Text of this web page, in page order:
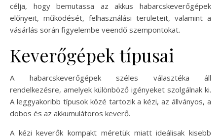
célja, hogy bemutassa az akkus habarcskeverőgépek
előnyeit, működését, felhasználási területeit, valamint a
vásárlás során figyelembe veendő szempontokat.
Keverőgépek típusai
A habarcskeverőgépek széles választéka áll
rendelkezésre, amelyek különböző igényeket szolgálnak ki.
A leggyakoribb típusok közé tartozik a kézi, az állványos, a
dobos és az akkumulátoros keverő.
A kézi keverők kompakt méretük miatt ideálisak kisebb